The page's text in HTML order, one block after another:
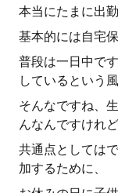
本当にたまに出
基本的には自宅
普段は一日中で
しているという
そんなですね、
んなんですけれど
共通点としては
加するために、